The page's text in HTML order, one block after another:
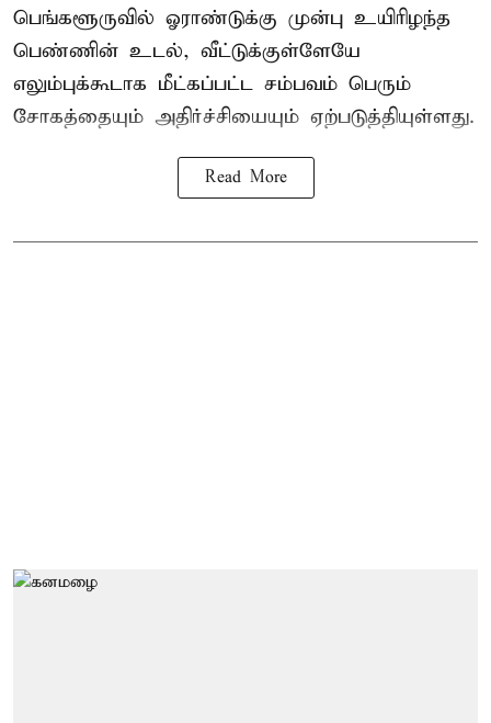
பெங்களூருவில் ஓராண்டுக்கு முன்பு உயிரிழந்த
பெண்ணின் உடல், வீட்டுக்குள்ளேயே
எலும்புக்கூடாக மீட்கப்பட்ட சம்பவம் பெரும்
சோகத்தையும் அதிர்ச்சியையும் ஏற்படுத்தியுள்ளது.
Read More